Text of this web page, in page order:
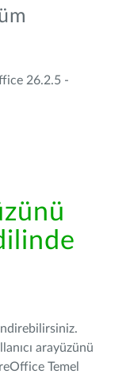
26.2.5 -
arayüzünü
Temel